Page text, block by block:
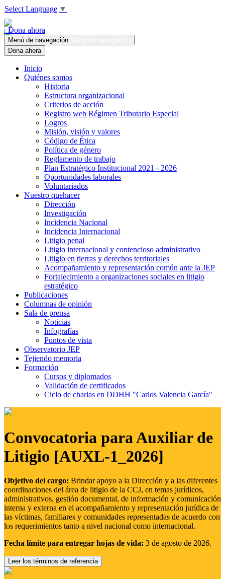
Select Language ▼
Dona ahora
Menú de navegación
Dona ahora
Inicio
Quiénes somos
Historia
Estructura organizacional
Criterios de acción
Registro web Régimen Tributario Especial
Logros
Misión, visión y valores
Código de Ética
Política de género
Reglamento de trabajo
Plan Estratégico Institucional 2021 - 2026
Oportunidades laborales
Voluntariados
Nuestro quehacer
Dirección
Investigación
Incidencia Nacional
Incidencia Internacional
Litigio penal
Litigio internacional y contencioso administrativo
Litigio en tierras y derechos territoriales
Acompañamiento y representación común ante la JEP
Fortalecimiento a organizaciones sociales en litigio
estratégico
Publicaciones
Columnas de opinión
Sala de prensa
Noticias
Infografías
Puntos de vista
Observatorio JEP
Tejiendo memoria
Formación
Cursos y diplomados
Validación de certificados
Ciclo de charlas en DDHH "Carlos Valencia García"
Convocatoria para Auxiliar de
Litigio [AUXL-1_2026]
Objetivo del cargo: Brindar apoyo a la Dirección y a las diferentes
coordinaciones del área de litigio de la CCJ, en temas jurídicos,
administrativos, gestión documental, de información y comunicación
interna y externa en el acompañamiento y representación jurídica de
las víctimas, familiares y comunidades representadas de acuerdo con
los requerimientos tanto a nivel nacional como internacional.
Fecha límite para entregar hojas de vida: 3 de agosto de 2026.
Leer los términos de referencia